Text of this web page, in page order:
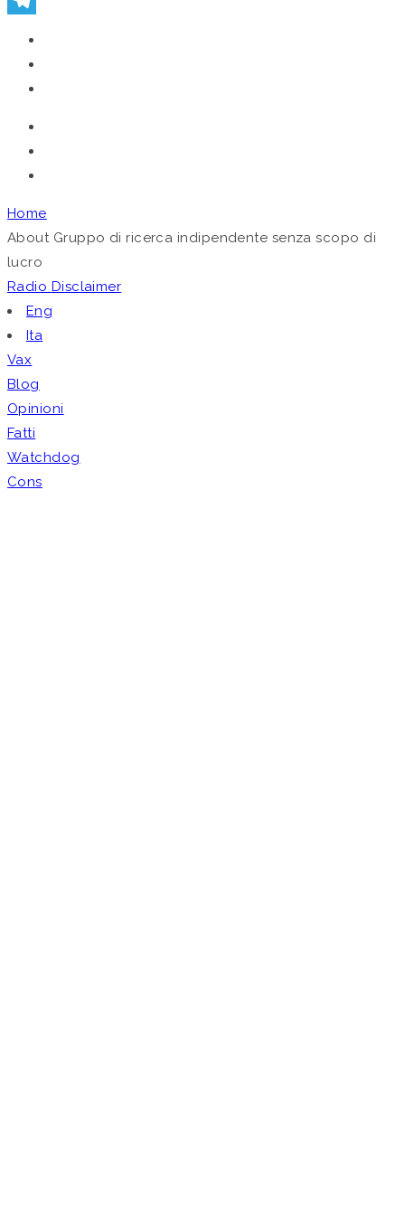
Home
About Gruppo di ricerca indipendente senza scopo di
lucro
Radio Disclaimer
Eng
Ita
Vax
Blog
Opinioni
Fatti
Watchdog
Cons